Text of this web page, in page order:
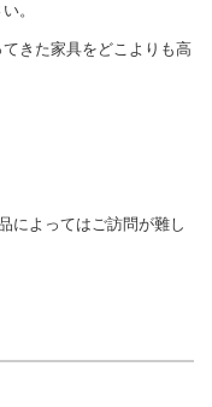
。
きた家具をどこよりも高
によってはご訪問が難し